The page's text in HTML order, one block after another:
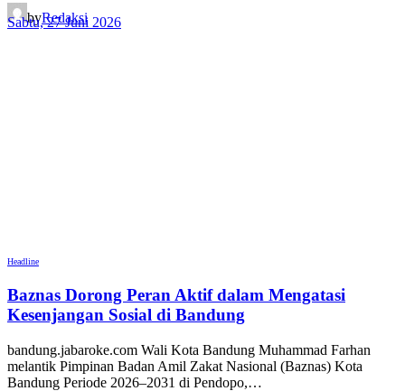
byRedaksi
Sabtu, 27 Juni 2026
Headline
Baznas Dorong Peran Aktif dalam Mengatasi
Kesenjangan Sosial di Bandung
bandung.jabaroke.com Wali Kota Bandung Muhammad Farhan
melantik Pimpinan Badan Amil Zakat Nasional (Baznas) Kota
Bandung Periode 2026–2031 di Pendopo,…